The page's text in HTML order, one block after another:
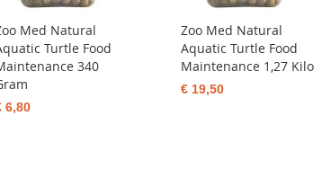
Med Natural
Turtle Food
340
6,80
Zoo Med Natural
Aquatic Turtle Food
Maintenance 1,27 Kilo
€ 19,50